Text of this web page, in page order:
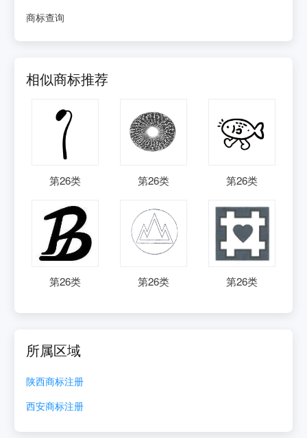
商标查询
相似商标推荐
第26类 第26类 第26类
第26类 第26类 第26类
所属区域
陕西商标注册
西安商标注册